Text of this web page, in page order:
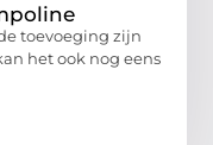
toevoeging zijn
het ook nog eens